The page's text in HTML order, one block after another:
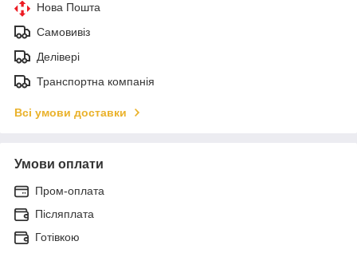
Нова Пошта
Самовивіз
Делівері
Транспортна компанія
Всі умови доставки
Умови оплати
Пром-оплата
Післяплата
Готівкою